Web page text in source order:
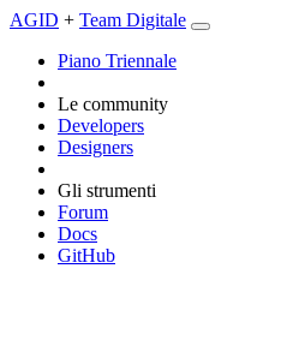
AGID + Team Digitale
Piano Triennale
Le community
Developers
Designers
Gli strumenti
Forum
Docs
GitHub